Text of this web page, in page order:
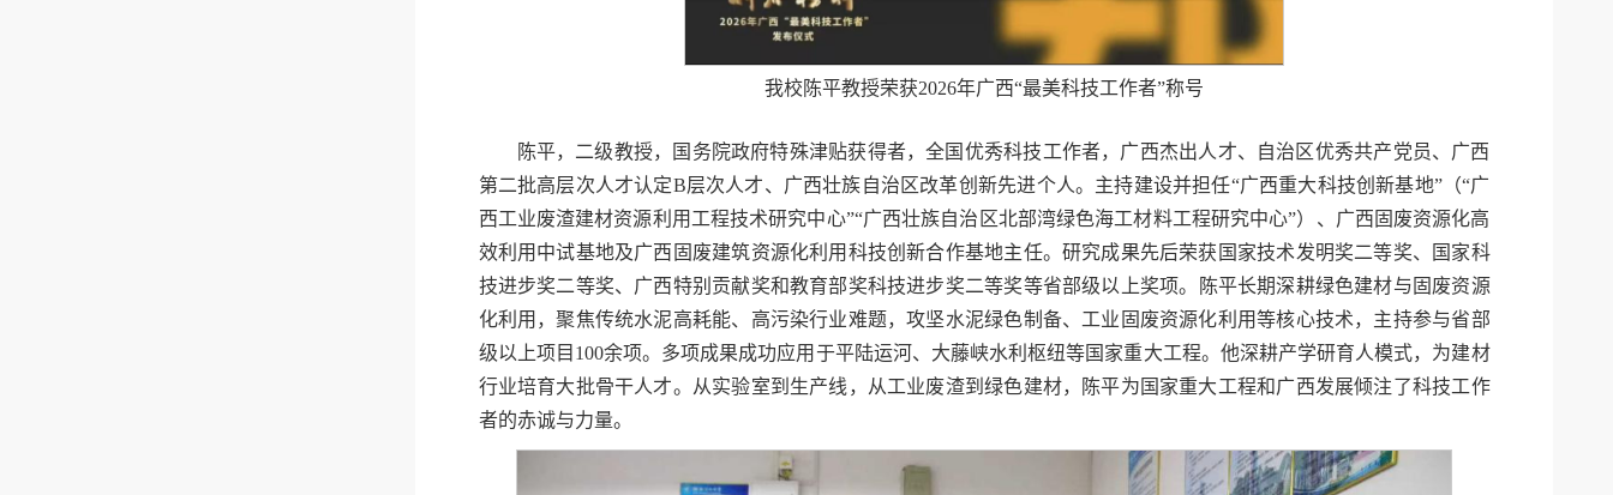
我校陈平教授荣获2026年广西“最美科技工作者”称号
陈平，二级教授，国务院政府特殊津贴获得者，全国优秀科技工作者，广西杰出人才、自治区优秀共产党员、广西
第二批高层次人才认定B层次人才、广西壮族自治区改革创新先进个人。主持建设并担任“广西重大科技创新基地”（“广
西工业废渣建材资源利用工程技术研究中心”“广西壮族自治区北部湾绿色海工材料工程研究中心”）、广西固废资源化高
效利用中试基地及广西固废建筑资源化利用科技创新合作基地主任。研究成果先后荣获国家技术发明奖二等奖、国家科
技进步奖二等奖、广西特别贡献奖和教育部奖科技进步奖二等奖等省部级以上奖项。陈平长期深耕绿色建材与固废资源
化利用，聚焦传统水泥高耗能、高污染行业难题，攻坚水泥绿色制备、工业固废资源化利用等核心技术，主持参与省部
级以上项目100余项。多项成果成功应用于平陆运河、大藤峡水利枢纽等国家重大工程。他深耕产学研育人模式，为建材
行业培育大批骨干人才。从实验室到生产线，从工业废渣到绿色建材，陈平为国家重大工程和广西发展倾注了科技工作
者的赤诚与力量。